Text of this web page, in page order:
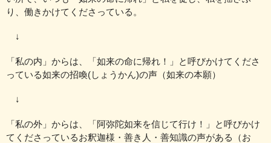
り、働きかけてくださっている。
↓
「私の内」からは、「如来の命に帰れ！」と呼びかけてくださ
っている如来の招喚(しょうかん)の声（如来の本願）
↓
「私の外」からは、「阿弥陀如来を信じて行け！」と呼びかけ
てくださっているお釈迦様・善き人・善知識の声がある
（お